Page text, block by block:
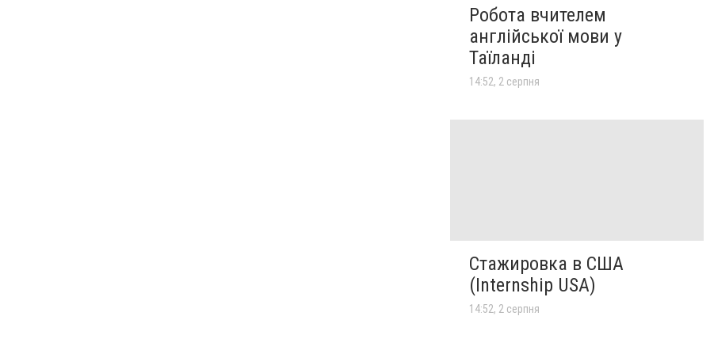
Робота вчителем
англійської мови у
Таїланді
14:52, 2 серпня
Стажировка в США
(Internship USA)
14:52, 2 серпня